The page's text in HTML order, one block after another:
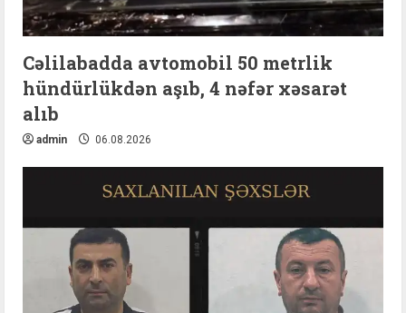
Cəlilabadda avtomobil 50 metrlik
hündürlükdən aşıb, 4 nəfər xəsarət
alıb
admin 06.08.2026